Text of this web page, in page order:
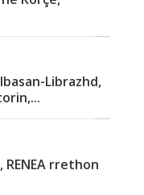
Librazhd,
rrethon